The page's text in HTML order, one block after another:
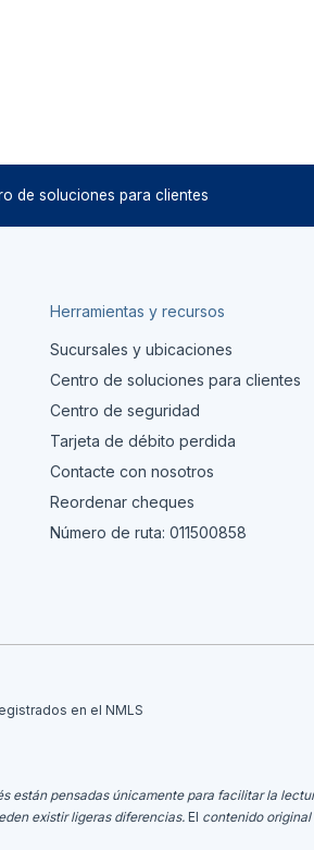
de soluciones para clientes
Herramientas y recursos
Sucursales y ubicaciones
Centro de soluciones para clientes
Centro de seguridad
Tarjeta de débito perdida
Contacte con nosotros
Reordenar cheques
Número de ruta: 011500858
en el NMLS
pensadas únicamente para facilitar la
existir ligeras diferencias. El contenido